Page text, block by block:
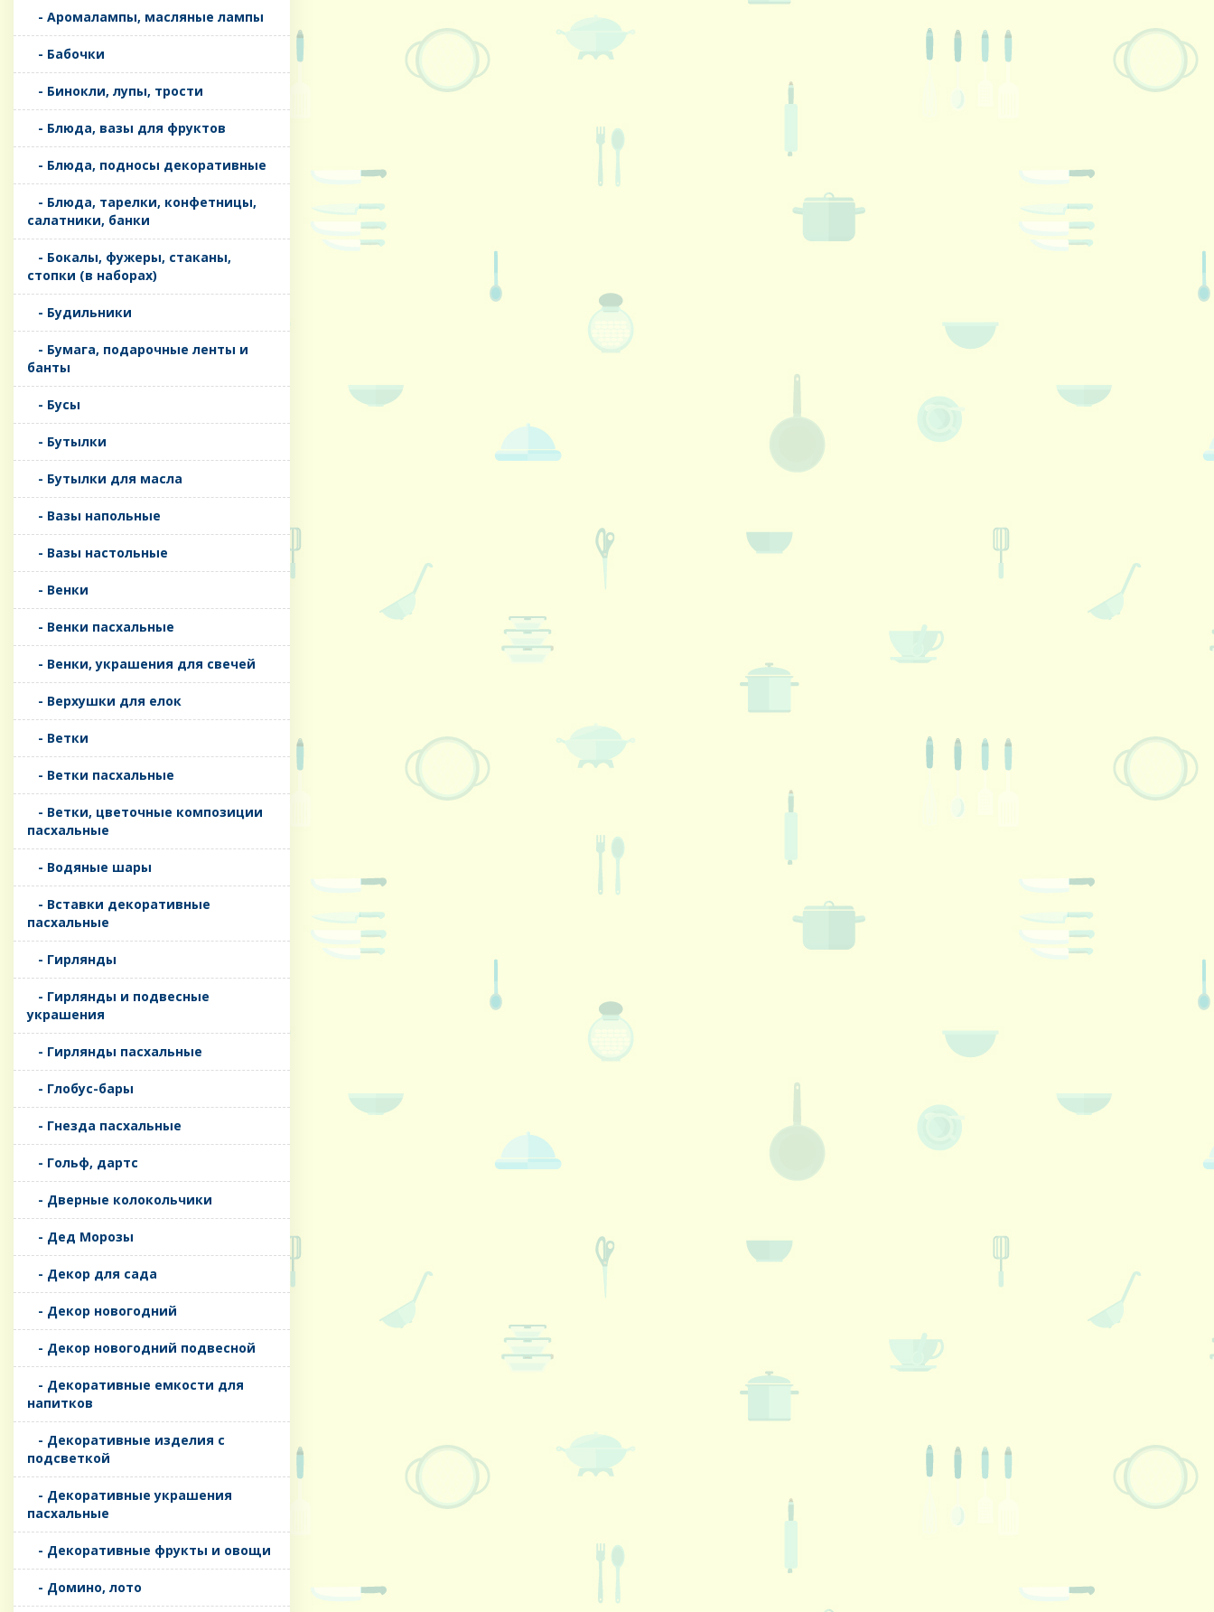
- Аромалампы, масляные лампы
- Бабочки
- Бинокли, лупы, трости
- Блюда, вазы для фруктов
- Блюда, подносы декоративные
- Блюда, тарелки, конфетницы,
салатники, банки
- Бокалы, фужеры, стаканы,
стопки (в наборах)
- Будильники
- Бумага, подарочные ленты и
банты
- Бусы
- Бутылки
- Бутылки для масла
- Вазы напольные
- Вазы настольные
- Венки
- Венки пасхальные
- Венки, украшения для свечей
- Верхушки для елок
- Ветки
- Ветки пасхальные
- Ветки, цветочные композиции
пасхальные
- Водяные шары
- Вставки декоративные
пасхальные
- Гирлянды
- Гирлянды и подвесные
украшения
- Гирлянды пасхальные
- Глобус-бары
- Гнезда пасхальные
- Гольф, дартс
- Дверные колокольчики
- Дед Морозы
- Декор для сада
- Декор новогодний
- Декор новогодний подвесной
- Декоративные емкости для
напитков
- Декоративные изделия с
подсветкой
- Декоративные украшения
пасхальные
- Декоративные фрукты и овощи
- Домино, лото